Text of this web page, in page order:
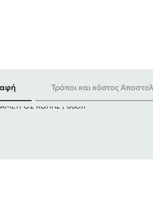
Τρόποι και κόστος
ΚΟΠΗΣ | 60cm